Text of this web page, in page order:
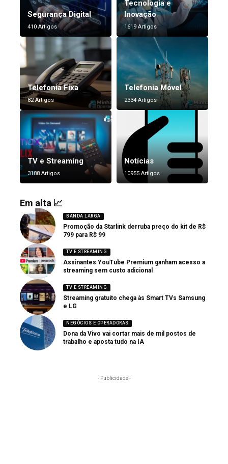
Segurança Digital
410 Artigos
Tecnologia e
Inovação
1619 Artigos
Telefonia Fixa
82 Artigos
Telefonia Móvel
2334 Artigos
TV e Streaming
3188 Artigos
Notícias
10955 Artigos
Em alta 📈
BANDA LARGA
Promoção da Starlink derruba preço do kit de R$
799 para R$ 99
TV E STREAMING
Assinantes YouTube Premium ganham acesso a
streaming sem custo adicional
TV E STREAMING
Streaming gratuito chega às Smart TVs Samsung
e LG
NEGÓCIOS E OPERADORAS
Dona da Vivo vai cortar mais de mil postos de
trabalho e aposta tudo na IA
- Publicidade -